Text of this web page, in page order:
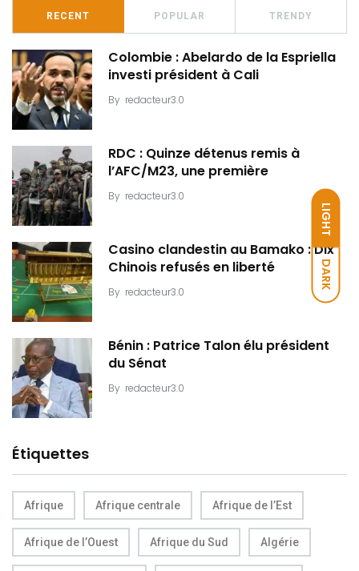
LIGHT
DARK
RECENT POPULAR TRENDY
Colombie : Abelardo de la Espriella
investi président à Cali
By redacteur3.0
RDC : Quinze détenus remis à
l’AFC/M23, une première
By redacteur3.0
Casino clandestin au Bamako : Dix
Chinois refusés en liberté
By redacteur3.0
Bénin : Patrice Talon élu président
du Sénat
By redacteur3.0
Étiquettes
Afrique Afrique centrale Afrique de l’Est
Afrique de l’Ouest Afrique du Sud Algérie